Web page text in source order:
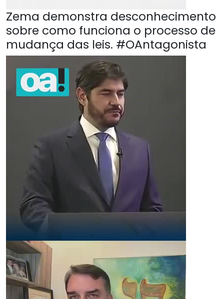
Zema demonstra desconhecimento
sobre como funciona o processo de
mudança das leis. #OAntagonista